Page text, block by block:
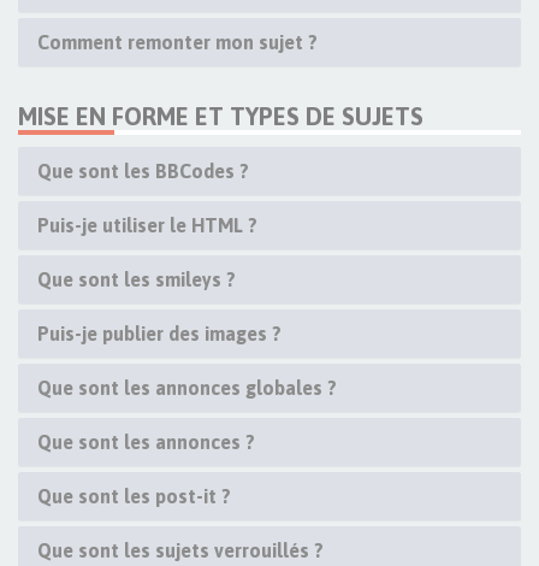
Comment remonter mon sujet ?
MISE EN FORME ET TYPES DE SUJETS
Que sont les BBCodes ?
Puis-je utiliser le HTML ?
Que sont les smileys ?
Puis-je publier des images ?
Que sont les annonces globales ?
Que sont les annonces ?
Que sont les post-it ?
Que sont les sujets verrouillés ?